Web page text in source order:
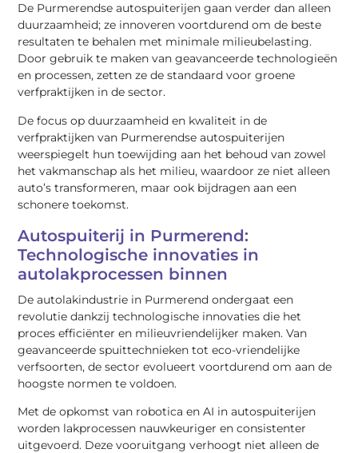
De Purmerendse autospuiterijen gaan verder dan alleen
duurzaamheid; ze innoveren voortdurend om de beste
resultaten te behalen met minimale milieubelasting.
Door gebruik te maken van geavanceerde technologieën
en processen, zetten ze de standaard voor groene
verfpraktijken in de sector.
De focus op duurzaamheid en kwaliteit in de
verfpraktijken van Purmerendse autospuiterijen
weerspiegelt hun toewijding aan het behoud van zowel
het vakmanschap als het milieu, waardoor ze niet alleen
auto’s transformeren, maar ook bijdragen aan een
schonere toekomst.
Autospuiterij in Purmerend:
Technologische innovaties in
autolakprocessen binnen
De autolakindustrie in Purmerend ondergaat een
revolutie dankzij technologische innovaties die het
proces efficiënter en milieuvriendelijker maken. Van
geavanceerde spuittechnieken tot eco-vriendelijke
verfsoorten, de sector evolueert voortdurend om aan de
hoogste normen te voldoen.
Met de opkomst van robotica en AI in autospuiterijen
worden lakprocessen nauwkeuriger en consistenter
uitgevoerd. Deze vooruitgang verhoogt niet alleen de